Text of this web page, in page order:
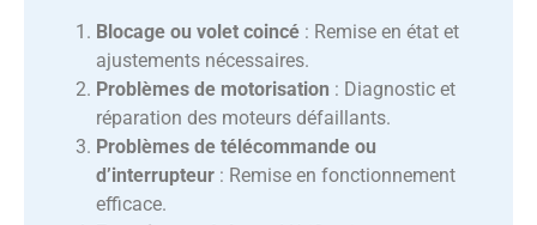
Blocage ou volet coincé : Remise en état et
ajustements nécessaires.
Problèmes de motorisation : Diagnostic et
réparation des moteurs défaillants.
Problèmes de télécommande ou
d’interrupteur : Remise en fonctionnement
efficace.